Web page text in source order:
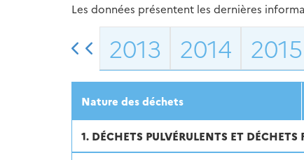
Les données présentent les dernières
2013 2014 2015
Nature des déchets
1. DÉCHETS PULVÉRULENTS ET